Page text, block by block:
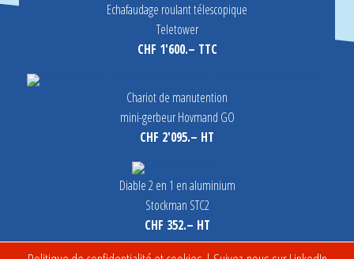
Echafaudage roulant télescopique
Teletower
CHF 1'600.– TTC
Chariot de manutention
mini-gerbeur Hovmand GO
CHF 2'095.– HT
Diable 2 en 1 en aluminium
Stockman STC2
CHF 352.– HT